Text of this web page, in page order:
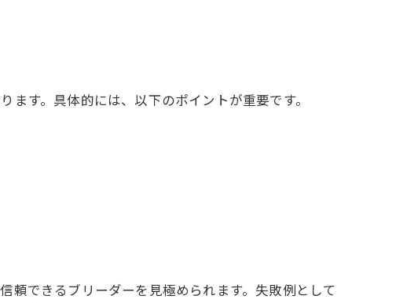
す。具体的には、以下のポイントが重要です。
頼できるブリーダーを見極められます。失敗例として